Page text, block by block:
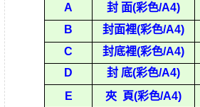
A 封 面(彩色/A4)
B
封面裡(彩色/A4)
C
封底裡(彩色/A4)
D
封 底(彩色/A4)
E
夾 頁(彩色/A4)